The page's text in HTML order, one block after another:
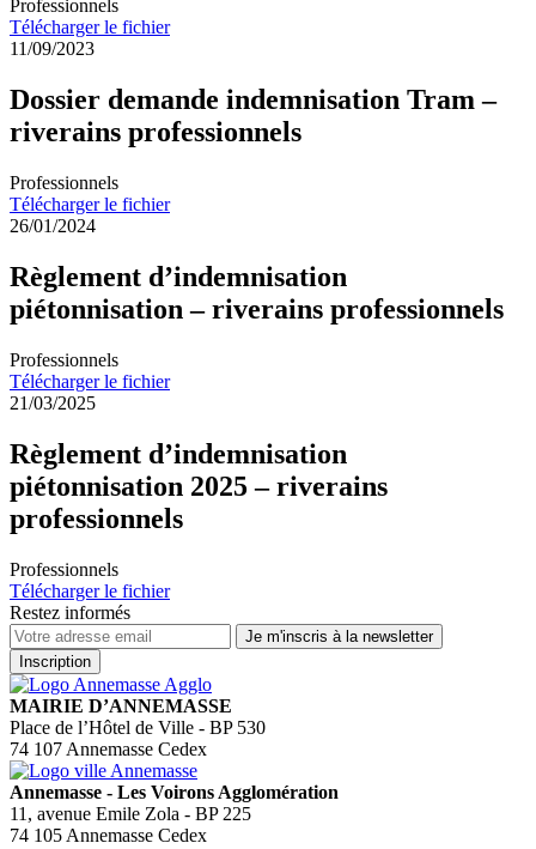
Professionnels
Télécharger le fichier
11/09/2023
Dossier demande indemnisation Tram –
riverains professionnels
Professionnels
Télécharger le fichier
26/01/2024
Règlement d’indemnisation
piétonnisation – riverains professionnels
Professionnels
Télécharger le fichier
21/03/2025
Règlement d’indemnisation
piétonnisation 2025 – riverains
professionnels
Professionnels
Télécharger le fichier
Restez informés
MAIRIE D’ANNEMASSE
Place de l’Hôtel de Ville - BP 530
74 107 Annemasse Cedex
Annemasse - Les Voirons Agglomération
11, avenue Emile Zola - BP 225
74 105 Annemasse Cedex